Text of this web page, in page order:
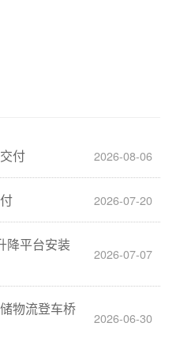
付 2026-08-06
2026-07-20
降平台安装
2026-07-07
物流登车桥
2026-06-30